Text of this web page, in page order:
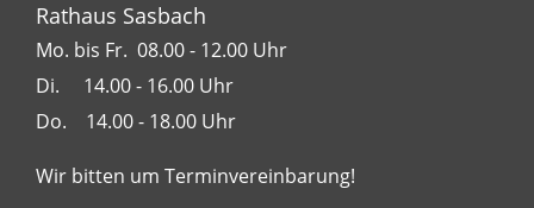
Rathaus Sasbach
Mo. bis Fr. 08.00 - 12.00 Uhr
Di. 14.00 - 16.00 Uhr
Do. 14.00 - 18.00 Uhr
Wir bitten um Terminvereinbarung!